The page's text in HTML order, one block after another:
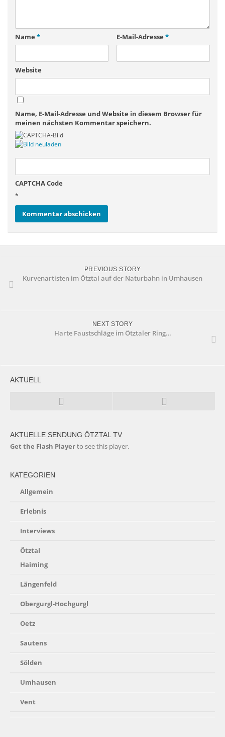
Name * E-Mail-Adresse *
Website
Name, E-Mail-Adresse und Website in diesem Browser für
meinen nächsten Kommentar speichern.
CAPTCHA Code
*
PREVIOUS STORY
Kurvenartisten im Ötztal auf der Naturbahn in Umhausen
NEXT STORY
Harte Faustschläge im Ötztaler Ring…
AKTUELL
AKTUELLE SENDUNG ÖTZTAL TV
Get the Flash Playerto see this player.
KATEGORIEN
Allgemein
Erlebnis
Interviews
Ötztal
Haiming
Längenfeld
Obergurgl-Hochgurgl
Oetz
Sautens
Sölden
Umhausen
Vent